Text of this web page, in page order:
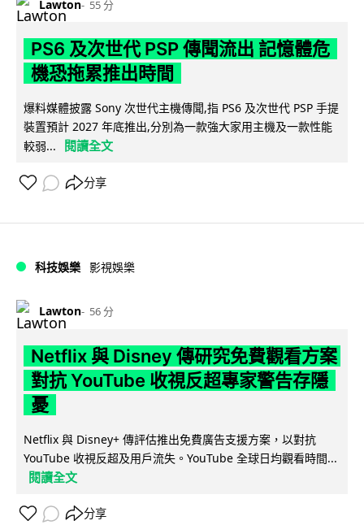
Lawton 55 分
PS6 及次世代 PSP 傳聞流出 記憶體危
機恐拖累推出時間
爆料媒體披露 Sony 次世代主機傳聞,指 PS6 及次世代 PSP 手提
裝置預計 2027 年底推出,分別為一款強大家用主機及一款性能
較弱...
閱讀全文
分享
科技娛樂 影視娛樂
Lawton 56 分
Netflix 與 Disney 傳研究免費觀看方案
對抗 YouTube 收視反超專家警告存隱
憂
Netflix 與 Disney+ 傳評估推出免費廣告支援方案，以對抗
YouTube 收視反超及用戶流失。YouTube 全球日均觀看時間...
閱讀全文
分享